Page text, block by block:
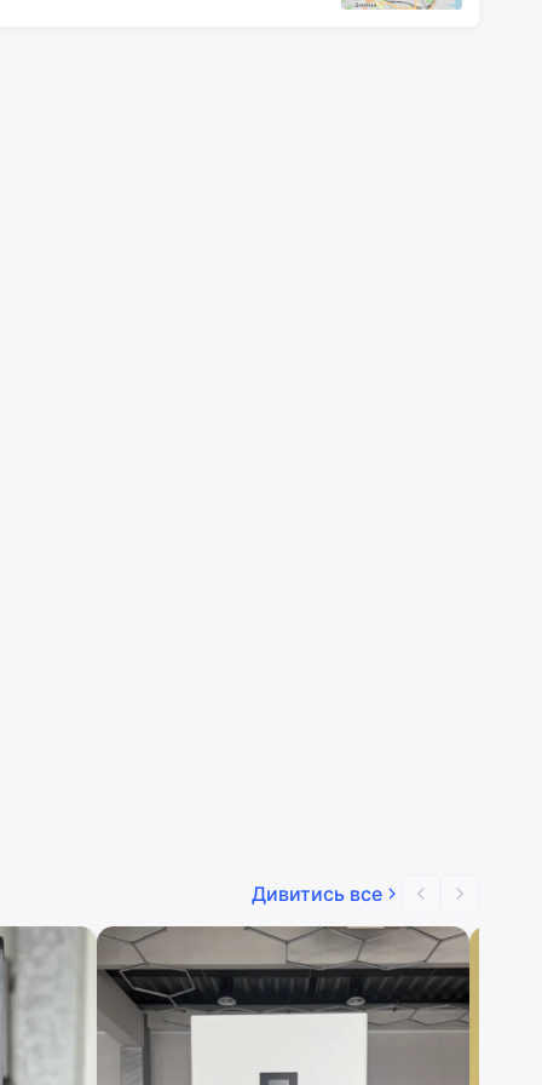
Дивитись все